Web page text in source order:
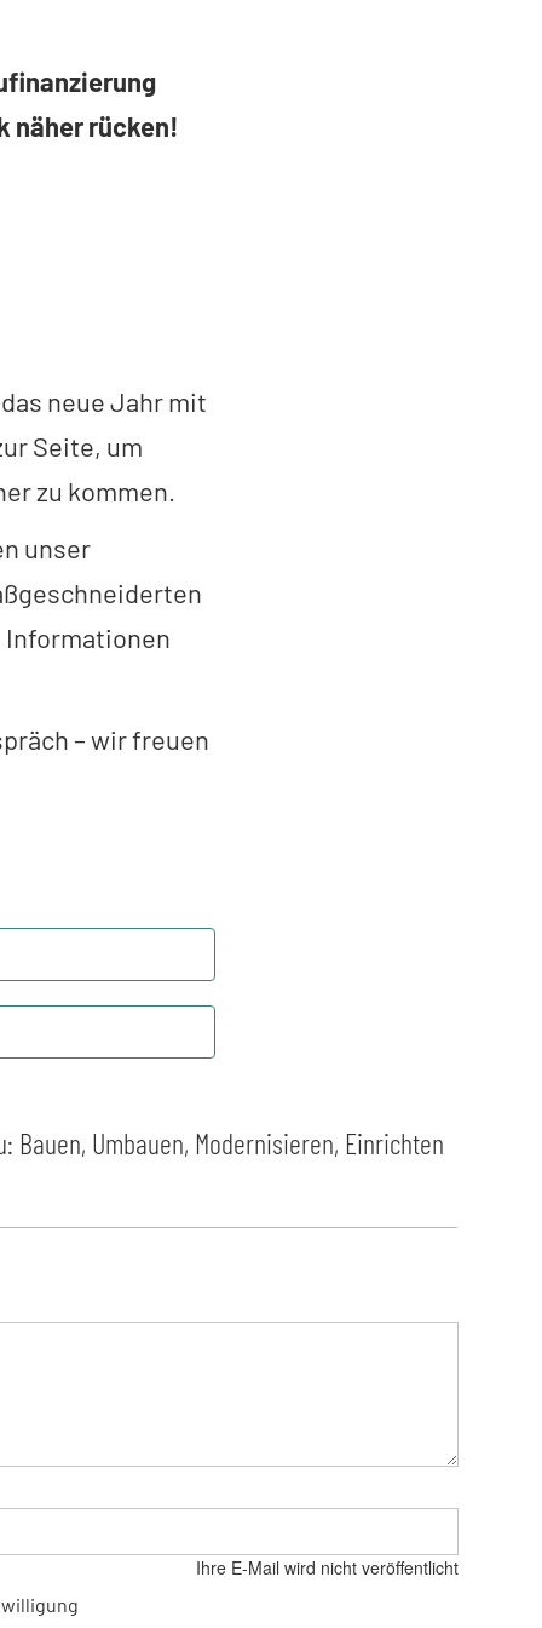
näher rücken!
neue Jahr mit
Seite, um
zu kommen.
unser
Informationen
– wir freuen
Bauen, Umbauen, Modernisieren, Einrichten
Ihre E-Mail wird nicht veröffentlicht